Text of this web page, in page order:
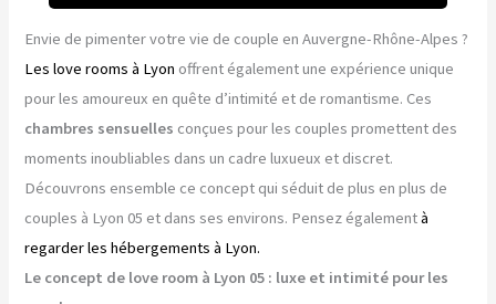
Envie de pimenter votre vie de couple en Auvergne-Rhône-Alpes ?
Les love rooms à Lyon offrent également une expérience unique
pour les amoureux en quête d’intimité et de romantisme. Ces
chambres sensuelles conçues pour les couples promettent des
moments inoubliables dans un cadre luxueux et discret.
Découvrons ensemble ce concept qui séduit de plus en plus de
couples à Lyon 05 et dans ses environs. Pensez égalementà
regarder les hébergements à Lyon.
Le concept de love room à Lyon 05 : luxe et intimité pour les